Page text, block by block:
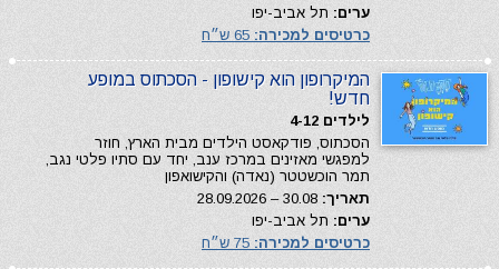
ערים: תל אביב-יפו
כרטיסים למכירה:
המיקרופון הוא קישופון - הסכתוס במופע
חדש!
לילדים 4-12
הסכתוס, פודקאסט הילדים מבית הארץ, חוזר
למפגשי מאזינים במרכז ענב, יחד עם סתיו פלטי נגב,
תמר הוכשטטר (נאדה) והקישואפון
תאריך:
ערים: תל אביב-יפו
כרטיסים למכירה: